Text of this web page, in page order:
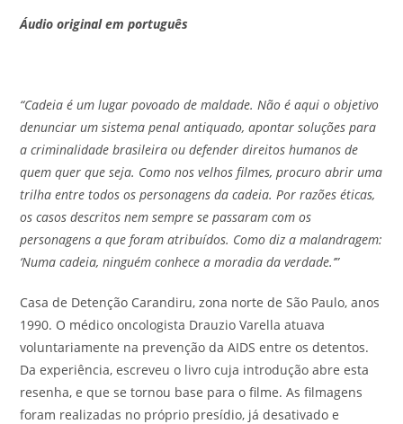
Áudio original em português
“Cadeia é um lugar povoado de maldade. Não é aqui o objetivo
denunciar um sistema penal antiquado, apontar soluções para
a criminalidade brasileira ou defender direitos humanos de
quem quer que seja. Como nos velhos filmes, procuro abrir uma
trilha entre todos os personagens da cadeia. Por razões éticas,
os casos descritos nem sempre se passaram com os
personagens a que foram atribuídos. Como diz a malandragem:
‘Numa cadeia, ninguém conhece a moradia da verdade.’”
Casa de Detenção Carandiru, zona norte de São Paulo, anos
1990. O médico oncologista Drauzio Varella atuava
voluntariamente na prevenção da AIDS entre os detentos.
Da experiência, escreveu o livro cuja introdução abre esta
resenha, e que se tornou base para o filme. As filmagens
foram realizadas no próprio presídio, já desativado e